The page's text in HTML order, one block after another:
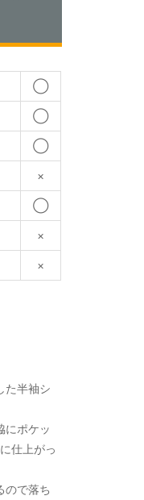
◯
◯
◯
×
◯
×
×
た半袖シ
にポケッ
仕上がっ
ので落ち